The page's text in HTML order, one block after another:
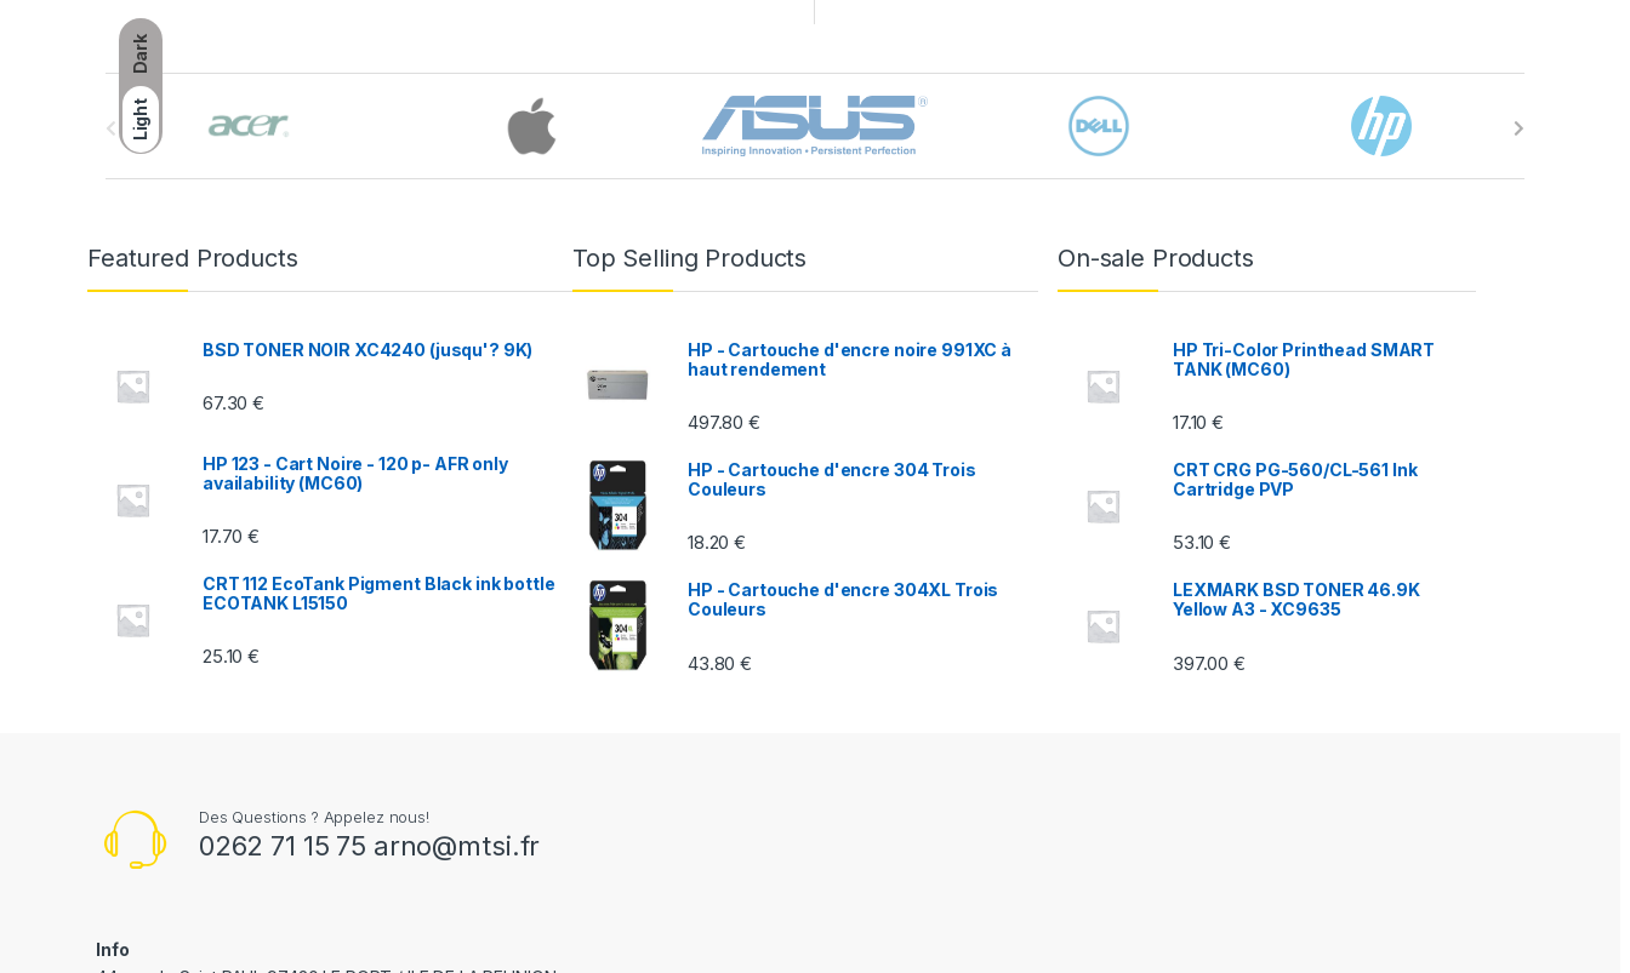
Dark
Light
Featured Products
BSD TONER NOIR XC4240 (jusqu'? 9K)
67.30€
HP 123 - Cart Noire - 120 p- AFR only
availability (MC60)
17.70€
CRT 112 EcoTank Pigment Black ink bottle
ECOTANK L15150
25.10€
Top Selling Products
HP - Cartouche d'encre noire 991XC à
haut rendement
497.80€
HP - Cartouche d'encre 304 Trois
Couleurs
18.20€
HP - Cartouche d'encre 304XL Trois
Couleurs
43.80€
On-sale Products
HP Tri-Color Printhead SMART
TANK (MC60)
17.10€
CRT CRG PG-560/CL-561 Ink
Cartridge PVP
53.10€
LEXMARK BSD TONER 46.9K
Yellow A3 - XC9635
397.00€
Des Questions ? Appelez nous!
0262 71 15 75 arno@mtsi.fr
Info